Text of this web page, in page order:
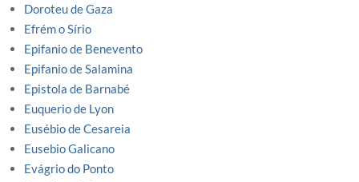
Doroteu de Gaza
Efrém o Sírio
Epifanio de Benevento
Epifanio de Salamina
Epistola de Barnabé
Euquerio de Lyon
Eusébio de Cesareia
Eusebio Galicano
Evágrio do Ponto